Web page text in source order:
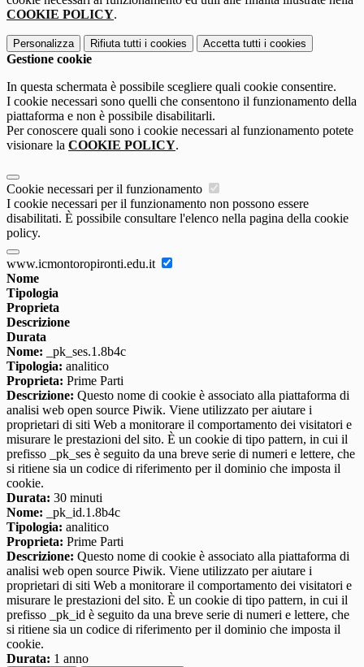
COOKIE POLICY.
Personalizza Rifiuta tutti i cookies Accetta tutti i cookies
Gestione cookie
In questa schermata è possibile scegliere quali cookie consentire.
I cookie necessari sono quelli che consentono il funzionamento della
piattaforma e non è possibile disabilitarli.
Per conoscere quali sono i cookie necessari al funzionamento potete
visionare la COOKIE POLICY.
Cookie necessari per il funzionamento
I cookie necessari per il funzionamento non possono essere
disabilitati. È possibile consultare l'elenco nella pagina della cookie
policy.
www.icmontoropironti.edu.it
Nome
Tipologia
Proprieta
Descrizione
Durata
Nome: _pk_ses.1.8b4c
Tipologia: analitico
Proprieta: Prime Parti
Descrizione: Questo nome di cookie è associato alla piattaforma di
analisi web open source Piwik. Viene utilizzato per aiutare i
proprietari di siti Web a monitorare il comportamento dei visitatori e
misurare le prestazioni del sito. È un cookie di tipo pattern, in cui il
prefisso _pk_ses è seguito da una breve serie di numeri e lettere, che
si ritiene sia un codice di riferimento per il dominio che imposta il
cookie.
Durata: 30 minuti
Nome: _pk_id.1.8b4c
Tipologia: analitico
Proprieta: Prime Parti
Descrizione: Questo nome di cookie è associato alla piattaforma di
analisi web open source Piwik. Viene utilizzato per aiutare i
proprietari di siti Web a monitorare il comportamento dei visitatori e
misurare le prestazioni del sito. È un cookie di tipo pattern, in cui il
prefisso _pk_id è seguito da una breve serie di numeri e lettere, che
si ritiene sia un codice di riferimento per il dominio che imposta il
cookie.
Durata: 1 anno